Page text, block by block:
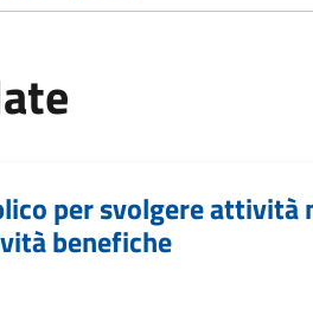
per svolgere attività
benefiche